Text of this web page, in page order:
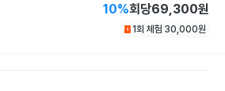
10%회당69,300원
1회 체험 30,000원